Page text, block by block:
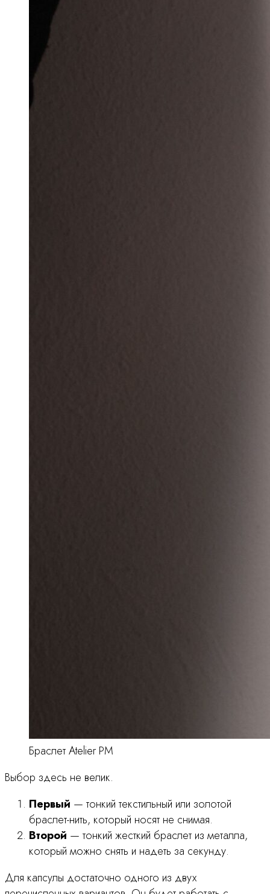
Браслет Atelier PM
Выбор здесь не велик.
Первый — тонкий текстильный или золотой
браслет-нить, который носят не снимая.
Второй — тонкий жесткий браслет из металла,
который можно снять и надеть за секунду.
Для капсулы достаточно одного из двух